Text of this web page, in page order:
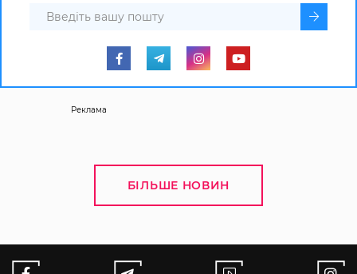
Реклама
БІЛЬШЕ НОВИН